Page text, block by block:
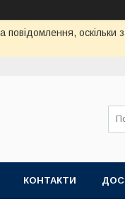
КОНТАКТИ